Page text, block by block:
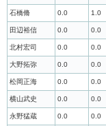
石橋脩 0.0 1.0
田辺裕信 0.0 0.0
北村宏司 0.0 0.0
大野拓弥 0.0 0.0
松岡正海 0.0 0.0
横山武史 0.0 0.0
永野猛蔵 0.0 0.0